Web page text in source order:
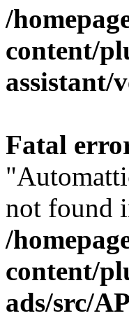
/
content/
assistant/
Fatal
not found
/
content/
ads/src/